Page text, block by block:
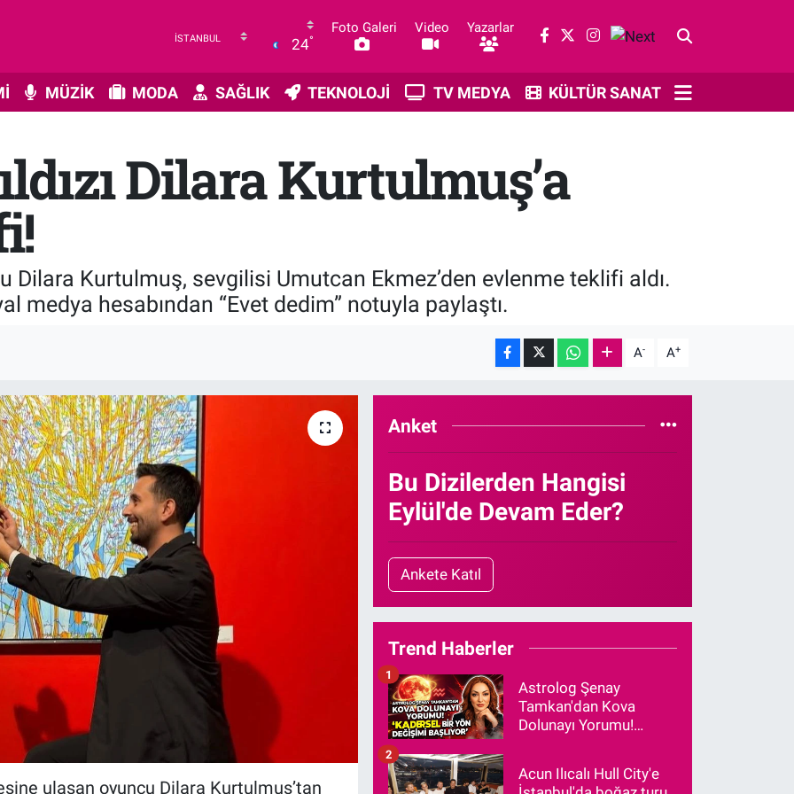
24°
Foto Galeri Video Yazarlar
MÜZİK MODA SAĞLIK TEKNOLOJİ TV MEDYA KÜLTÜR SANAT
Dilara Kurtulmuş’a
Dilara Kurtulmuş, sevgilisi Umutcan Ekmez’den evlenme teklifi aldı.
medya hesabından “Evet dedim” notuyla paylaştı.
A- A+
ulaşan oyuncu Dilara Kurtulmuş’tan
Anket
Bu Dizilerden Hangisi
Eylül'de Devam Eder?
Ankete Katıl
Trend Haberler
Astrolog Şenay
Tamkan'dan Kova
Dolunayı Yorumu!
1
Acun Ilıcalı Hull City'e
2